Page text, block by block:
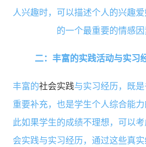
人兴趣时，可以描述个人的兴趣
的一个最重要的情感因
二：丰富的实践活动与实习
丰富的社会实践与实习经历，既
重要补充，也是学生个人综合能
此如果学生的成绩不理想，可以
会实践与实习经历，通过这些真